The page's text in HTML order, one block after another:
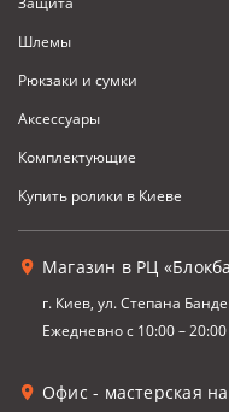
Шлемы
Рюкзаки и сумки
Аксессуары
Комплектующие
Купить ролики в Киеве
Магазин в РЦ
г. Киев, ул. Степана
Ежедневно с 10:00 – 20:00
Офис - мастерская